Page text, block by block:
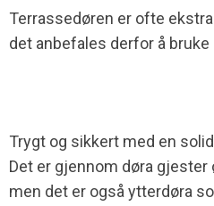
Terrassedøren er ofte
det anbefales derfor å bruke
Trygt og sikkert med en
Det er gjennom døra
men det er også ytterdøra